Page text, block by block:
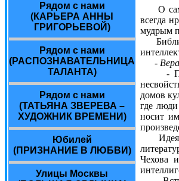
Рядом с нами
(КАРЬЕРА АННЫ
ГРИГОРЬЕВОЙ)
Рядом с нами
(РАСПОЗНАВАТЕЛЬНИЦА
ТАЛАНТА)
Рядом с нами
(ТАТЬЯНА ЗВЕРЕВА –
ХУДОЖНИК ВРЕМЕНИ)
Юбилей
(ПРИЗНАНИЕ В ЛЮБВИ)
Улицы Москвы
О
всегда
мудрым
-
- По
домов
где
носит
Идея
Чехова